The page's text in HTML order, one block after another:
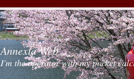
Annexia Web
I'm the operator with my pocket